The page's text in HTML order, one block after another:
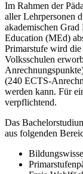
Im Rahmen der
aller Lehrpersonen
akademischen
Education (MEd)
Primarstufe wird
Volksschulen
(240 ECTS-
werden kann. Für
verpflichtend.
Das
aus folgenden